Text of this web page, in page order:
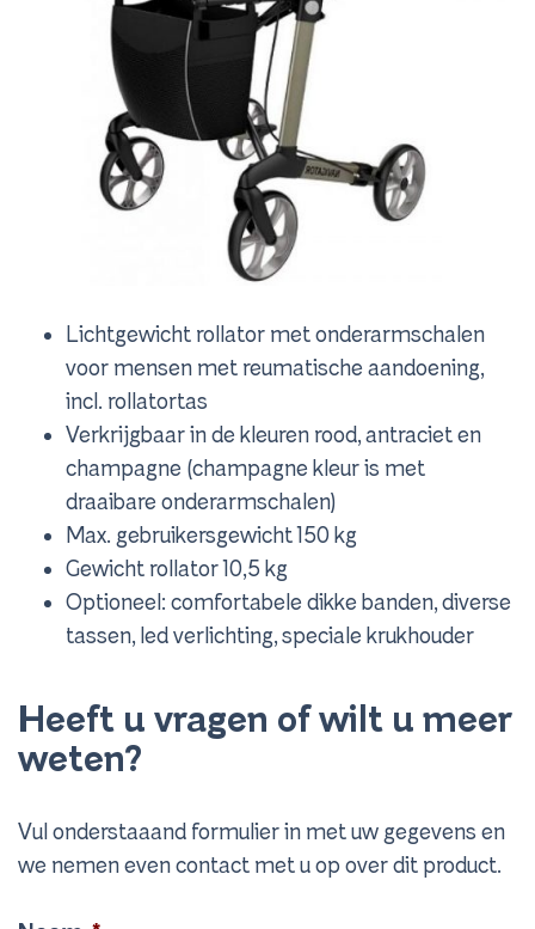
Lichtgewicht rollator met onderarmschalen
voor mensen met reumatische aandoening,
incl. rollatortas
Verkrijgbaar in de kleuren rood, antraciet en
champagne (champagne kleur is met
draaibare onderarmschalen)
Max. gebruikersgewicht 150 kg
Gewicht rollator 10,5 kg
Optioneel: comfortabele dikke banden, diverse
tassen, led verlichting, speciale krukhouder
Heeft u vragen of wilt u meer
weten?
Vul onderstaaand formulier in met uw gegevens en
we nemen even contact met u op over dit product.